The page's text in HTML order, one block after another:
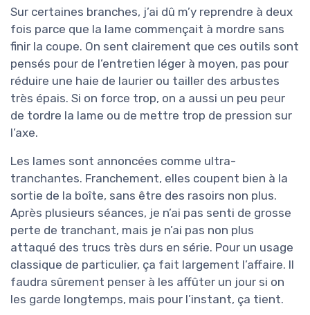
Sur certaines branches, j’ai dû m’y reprendre à deux
fois parce que la lame commençait à mordre sans
finir la coupe. On sent clairement que ces outils sont
pensés pour de l’entretien léger à moyen, pas pour
réduire une haie de laurier ou tailler des arbustes
très épais. Si on force trop, on a aussi un peu peur
de tordre la lame ou de mettre trop de pression sur
l’axe.
Les lames sont annoncées comme ultra-
tranchantes. Franchement, elles coupent bien à la
sortie de la boîte, sans être des rasoirs non plus.
Après plusieurs séances, je n’ai pas senti de grosse
perte de tranchant, mais je n’ai pas non plus
attaqué des trucs très durs en série. Pour un usage
classique de particulier, ça fait largement l’affaire. Il
faudra sûrement penser à les affûter un jour si on
les garde longtemps, mais pour l’instant, ça tient.